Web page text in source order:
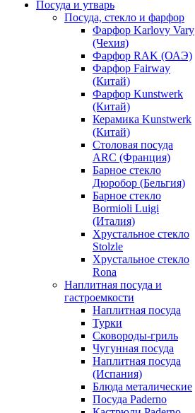
Посуда и утварь
Посуда, стекло и фарфор
Фарфор Karlovy Vary
(Чехия)
Фарфор RAK (ОАЭ)
Фарфор Fairway
(Китай)
Фарфор Kunstwerk
(Китай)
Керамика Kunstwerk
(Китай)
Столовая посуда
ARC (Франция)
Барное стекло
Дюробор (Бельгия)
Барное стекло
Bormioli Luigi
(Италия)
Хрустальное стекло
Stolzle
Хрустальное стекло
Rona
Наплитная посуда и
гастроемкости
Наплитная посуда
Турки
Сковороды-гриль
Чугунная посуда
Наплитная посуда
(Испания)
Блюда металические
Посуда Paderno